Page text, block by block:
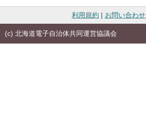
利用規約 | お問い合わせ
(c) 北海道電子自治体共同運営協議会